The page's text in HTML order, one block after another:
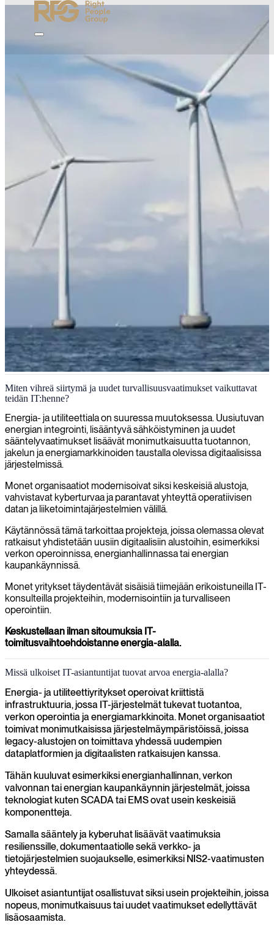
IT-konsultit energia-alalle
Energiajärjestelmien digitalisoituminen lisää vaatimuksia turvalliselle
operoinnille, kestävälle infrastruktuurille ja vakaalle
dataympäristölle. Tarjoamme kokeneita IT-konsultteja energia-alan
yrityksille, joilla on monimutkaiset järjestelmäkokonaisuudet.
Miten vihreä siirtymä ja uudet turvallisuusvaatimukset vaikuttavat
teidän IT:henne?
Energia- ja utiliteettiala on suuressa muutoksessa. Uusiutuvan
energian integrointi, lisääntyvä sähköistyminen ja uudet
sääntelyvaatimukset lisäävät monimutkaisuutta tuotannon,
jakelun ja energiamarkkinoiden taustalla olevissa digitaalisissa
järjestelmissä.
Monet organisaatiot modernisoivat siksi keskeisiä alustoja,
vahvistavat kyberturvaa ja parantavat yhteyttä operatiivisen
datan ja liiketoimintajärjestelmien välillä.
Käytännössä tämä tarkoittaa projekteja, joissa olemassa olevat
ratkaisut yhdistetään uusiin digitaalisiin alustoihin, esimerkiksi
verkon operoinnissa, energianhallinnassa tai energian
kaupankäynnissä.
Monet yritykset täydentävät sisäisiä tiimejään erikoistuneilla IT-
konsulteilla projekteihin, modernisointiin ja turvalliseen
operointiin.
Keskustellaan ilman sitoumuksia IT-
toimitusvaihtoehdoistanne energia-alalla.
Missä ulkoiset IT-asiantuntijat tuovat arvoa energia-alalla?
Energia- ja utiliteettiyritykset operoivat kriittistä
infrastruktuuria, jossa IT-järjestelmät tukevat tuotantoa,
verkon operointia ja energiamarkkinoita. Monet organisaatiot
toimivat monimutkaisissa järjestelmäympäristöissä, joissa
legacy-alustojen on toimittava yhdessä uudempien
dataplatformien ja digitaalisten ratkaisujen kanssa.
Tähän kuuluvat esimerkiksi energianhallinnan, verkon
valvonnan tai energian kaupankäynnin järjestelmät, joissa
teknologiat kuten SCADA tai EMS ovat usein keskeisiä
komponentteja.
Samalla sääntely ja kyberuhat lisäävät vaatimuksia
resilienssille, dokumentaatiolle sekä verkko- ja
tietojärjestelmien suojaukselle, esimerkiksi NIS2-vaatimusten
yhteydessä.
Ulkoiset asiantuntijat osallistuvat siksi usein projekteihin, joissa
nopeus, monimutkaisuus tai uudet vaatimukset edellyttävät
lisäosaamista.